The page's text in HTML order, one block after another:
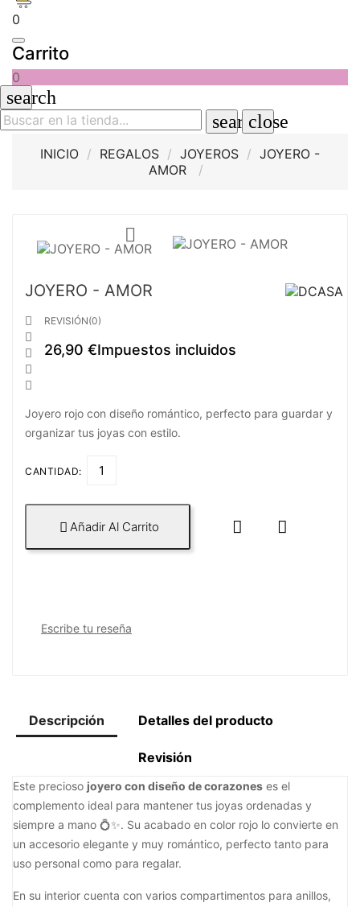
0
Carrito
0
search
searchclose
INICIO REGALOS JOYEROS
JOYERO -
AMOR

JOYERO - AMOR





REVISIÓN(0)
26,90 €Impuestos incluidos
Joyero rojo con diseño romántico, perfecto para guardar y
organizar tus joyas con estilo.
CANTIDAD:
 Añadir Al Carrito  
Escribe tu reseña
Descripción Detalles del producto
Revisión
Este precioso joyero con diseño de corazones es el
complemento ideal para mantener tus joyas ordenadas y
siempre a mano 💍✨. Su acabado en color rojo lo convierte en
un accesorio elegante y muy romántico, perfecto tanto para
uso personal como para regalar.
En su interior cuenta con varios compartimentos para anillos,